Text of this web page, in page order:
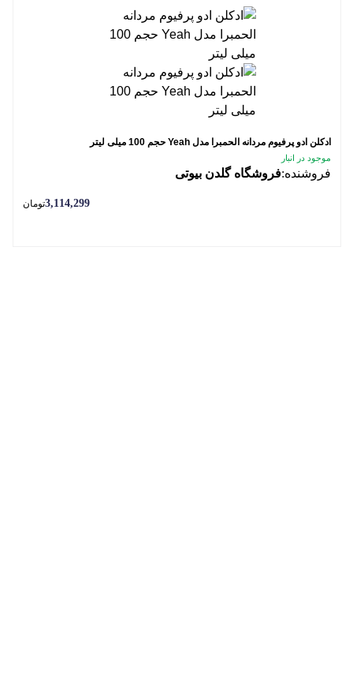
ادکلن ادو پرفیوم مردانه الحمبرا مدل Yeah حجم 100 میلی لیتر
موجود در انبار
فروشنده:فروشگاه گلدن بیوتی
3,114,299تومان